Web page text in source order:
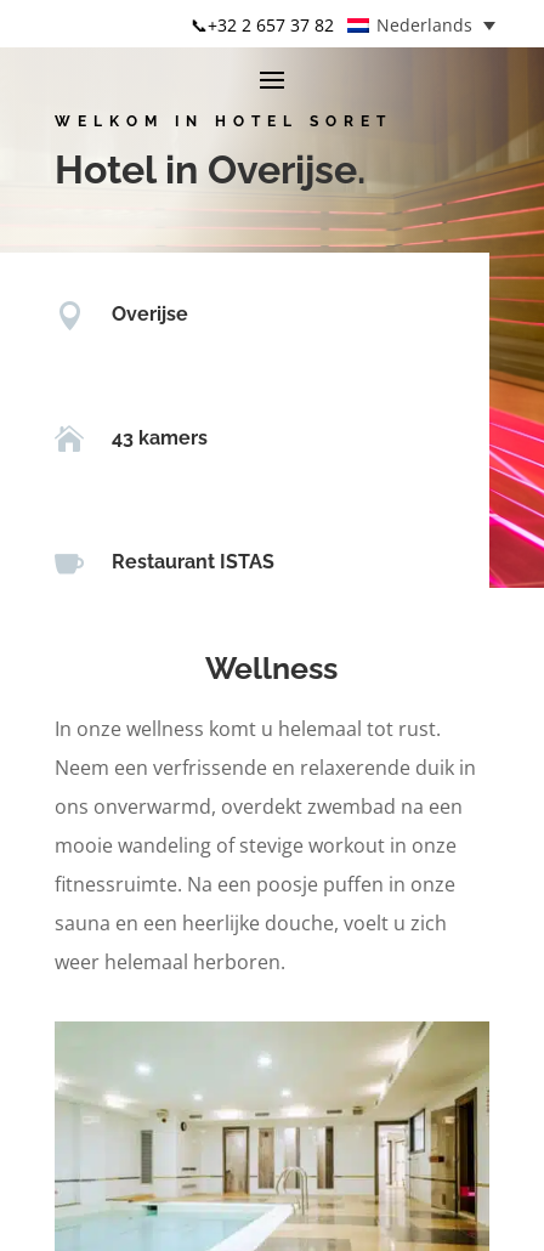
📞+32 2 657 37 82 Nederlands
WELKOM IN HOTEL SORET
Hotel in Overijse.
 Overijse
 43 kamers
 Restaurant ISTAS
Wellness
In onze wellness komt u helemaal tot rust.
Neem een verfrissende en relaxerende duik in
ons onverwarmd, overdekt zwembad na een
mooie wandeling of stevige workout in onze
fitnessruimte. Na een poosje puffen in onze
sauna en een heerlijke douche, voelt u zich
weer helemaal herboren.